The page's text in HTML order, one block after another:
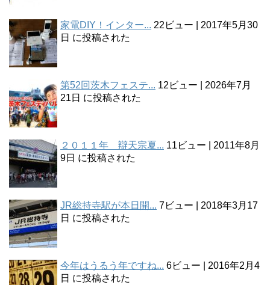
家電DIY！インター... 22ビュー
2017年5月30
日 に投稿された
第52回茨木フェステ... 12ビュー
2026年7月
21日 に投稿された
２０１１年 辯天宗夏... 11ビュー
2011年8月
9日 に投稿された
JR総持寺駅が本日開... 7ビュー
2018年3月17
日 に投稿された
今年はうるう年ですね... 6ビュー
2016年2月4
日 に投稿された